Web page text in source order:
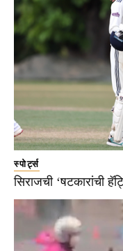
स्पोर्ट्स
सिराजची ‘षटकारांची